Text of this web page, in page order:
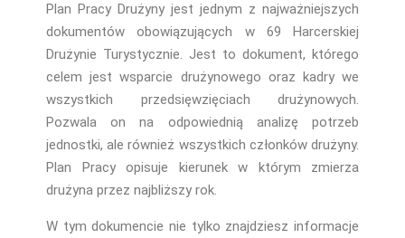
Plan Pracy Drużyny jest jednym z najważniejszych
dokumentów obowiązujących w 69 Harcerskiej
Drużynie Turystycznie. Jest to dokument, którego
celem jest wsparcie drużynowego oraz kadry we
wszystkich przedsięwzięciach drużynowych.
Pozwala on na odpowiednią analizę potrzeb
jednostki, ale również wszystkich członków drużyny.
Plan Pracy opisuje kierunek w którym zmierza
drużyna przez najbliższy rok.
W tym dokumencie nie tylko znajdziesz informacje